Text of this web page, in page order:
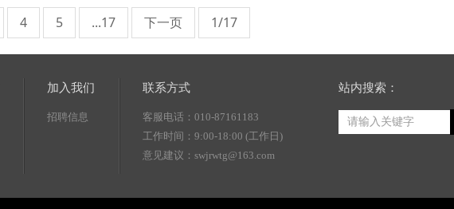
4 5 ...17 下一页 1/17
加入我们
招聘信息
联系方式
客服电话：010-87161183
工作时间：9:00-18:00 (工作日)
意见建议：swjrwtg@163.com
站内搜索：